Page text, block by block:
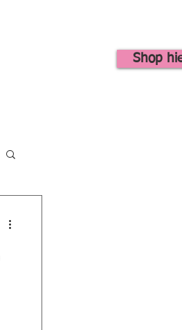
Shop